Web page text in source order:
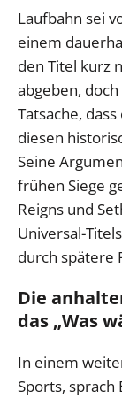
Laufbahn sei
einem
den Titel kurz
abgeben,
Tatsache,
diesen
Seine
frühen Siege
Reigns und
Universal-
durch spätere
Die
das „Was
In einem
Sports,